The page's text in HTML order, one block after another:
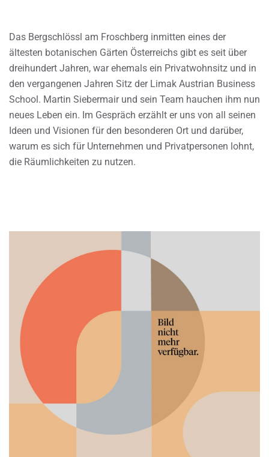
Das Bergschlössl am Froschberg inmitten eines der
ältesten botanischen Gärten Österreichs gibt es seit über
dreihundert Jahren, war ehemals ein Privatwohnsitz und in
den vergangenen Jahren Sitz der Limak Austrian Business
School. Martin Siebermair und sein Team hauchen ihm nun
neues Leben ein. Im Gespräch erzählt er uns von all seinen
Ideen und Visionen für den besonderen Ort und darüber,
warum es sich für Unternehmen und Privatpersonen lohnt,
die Räumlichkeiten zu nutzen.